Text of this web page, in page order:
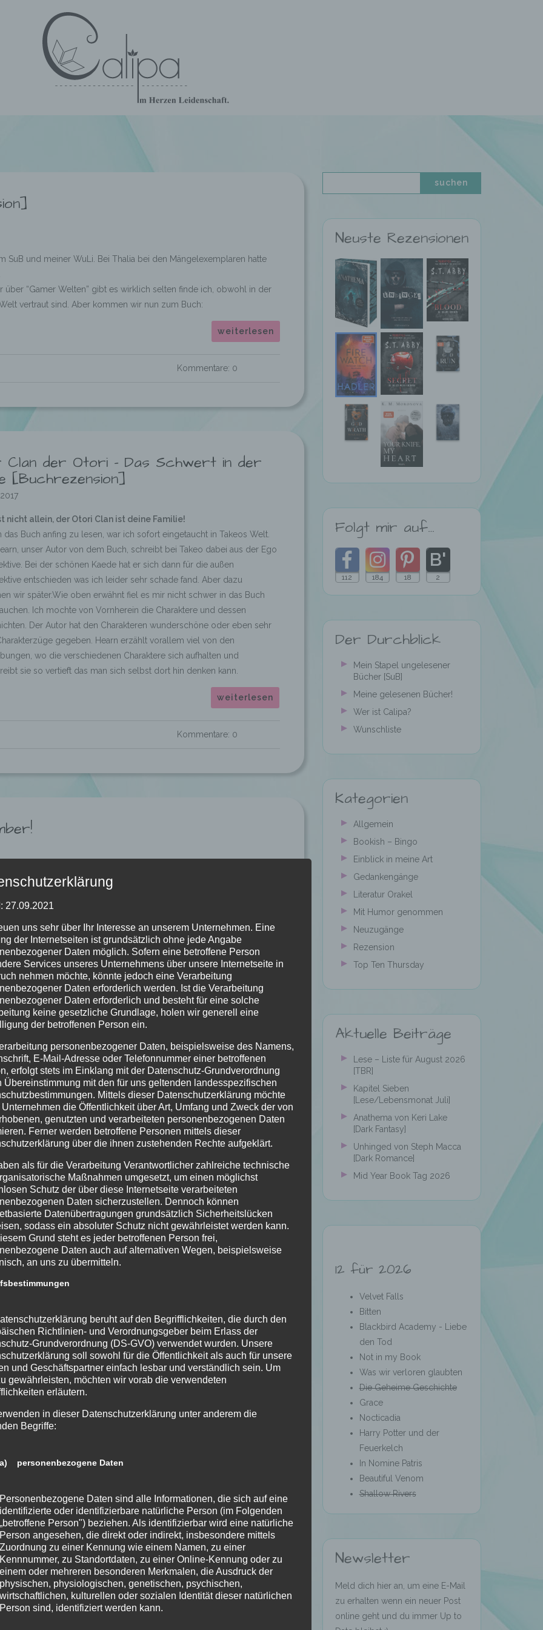
SuB und meiner WuLi. Bei Thalia bei den Mängelexemplaren hatte
über “Gamer Welten” gibt es wirklich selten finde ich, obwohl in der
vertraut sind. Aber kommen wir nun zum Buch:
weiterlesen
Kommentare: 0
Clan der Otori – Das Schwert in der
[Buchrezension]
nicht allein, der Otori Clan ist deine Familie!
das Buch anfing zu lesen, war ich sofort eingetaucht in Takeos Welt.
unser Autor von dem Buch, schreibt bei Takeo dabei aus der Ego
Bei der schönen Kaede hat er sich dann für die außen
entschieden was ich leider sehr schade fand. Aber dazu
wir später.Wie oben erwähnt fiel es mir nicht schwer in das Buch
Ich mochte von Vornherein die Charaktere und dessen
Der Autor hat den Charakteren wunderschöne oder eben sehr
gegeben. Hearn erzählt vorallem viel von den
wo die verschiedenen Charaktere sich aufhalten und
sie so vertieft das man sich selbst dort hin denken kann.
weiterlesen
Kommentare: 0
des Augusts (augustes?) entgegen und schauen mal rüber in den
(positiven) Stress bereit weil die meisten meiner Freunde und
Da ich nebenbei an Geburtstagsideen arbeite, habe ich das
was für schöne Bücher im September erscheinen und welche
weiterlesen
Kommentare: 0
– Schattenschimmer [Buchrezension]
zu Besuch bei Katy und Deamon
zu Anfang muss ich gestehen: Ich hänge ein wenig hinterher. Ich habe
es mir nicht gleich die HC Versionen gekauft zu haben. Es ist eine
(im warsten Sinne des Wortes), romantische, spannende
Bereits im ersten TeilObsidian – Schattendunkelhatte ich
durch wieviele Emotionale Höhen und Tiefen ich mich befand. Das
sich in Band zwei zwar ein wenig, aber die Achterbahn der Emotionen
für einige Runden geöffnet. “Onyx – Schattenschimmer” ist der
Teil der Obsidian Reihe und hält auch hier wieder emotional eine
für uns bereit.
Kommentare: 1
bin und den Großteil unserer Wäsche schon wieder gut
Fotos machen.
weiterlesen
,REZENSION Kommentare: 0
Neuste Rezensionen
Folgt mir auf…
auf
Facebook
112
auf
Instagram
184
auf
Pinterest
18
Blog
2
Der Durchblick
Mein Stapel ungelesener
Bücher [SuB]
Meine gelesenen Bücher!
Wer ist Calipa?
Wunschliste
Kategorien
Allgemein
Bookish – Bingo
Einblick in meine Art
Gedankengänge
Literatur Orakel
Mit Humor genommen
Neuzugänge
Rezension
Top Ten Thursday
Aktuelle Beiträge
Lese – Liste für August 2026
[TBR]
Kapitel Sieben
[Lese/Lebensmonat Juli]
Anathema von Keri Lake
[Dark Fantasy]
Unhinged von Steph Macca
[Dark Romance]
Mid Year Book Tag 2026
12 für 2026
Velvet Falls
Bitten
Blackbird Academy - Liebe
den Tod
Not in my Book
Was wir verloren glaubten
Die Geheime Geschichte
Grace
Nocticadia
Harry Potter und der
Feuerkelch
In Nomine Patris
Beautiful Venom
Shallow Rivers
Newsletter
Meld dich hier an, um eine E-Mail
zu erhalten wenn ein neuer Post
online geht und du immer Up to
27.09.2021
uns sehr über Ihr Interesse an unserem Unternehmen. Eine
der Internetseiten ist grundsätzlich ohne jede Angabe
Daten möglich. Sofern eine betroffene Person
Services unseres Unternehmens über unsere Internetseite in
nehmen möchte, könnte jedoch eine Verarbeitung
Daten erforderlich werden. Ist die Verarbeitung
Daten erforderlich und besteht für eine solche
keine gesetzliche Grundlage, holen wir generell eine
der betroffenen Person ein.
personenbezogener Daten, beispielsweise des Namens,
E-Mail-Adresse oder Telefonnummer einer betroffenen
erfolgt stets im Einklang mit der Datenschutz-Grundverordnung
Übereinstimmung mit den für uns geltenden landesspezifischen
Mittels dieser Datenschutzerklärung möchte
Unternehmen die Öffentlichkeit über Art, Umfang und Zweck der von
genutzten und verarbeiteten personenbezogenen Daten
Ferner werden betroffene Personen mittels dieser
über die ihnen zustehenden Rechte aufgeklärt.
als für die Verarbeitung Verantwortlicher zahlreiche technische
Maßnahmen umgesetzt, um einen möglichst
Schutz der über diese Internetseite verarbeiteten
Daten sicherzustellen. Dennoch können
Datenübertragungen grundsätzlich Sicherheitslücken
sodass ein absoluter Schutz nicht gewährleistet werden kann.
Grund steht es jeder betroffenen Person frei,
Daten auch auf alternativen Wegen, beispielsweise
an uns zu übermitteln.
beruht auf den Begrifflichkeiten, die durch den
Richtlinien- und Verordnungsgeber beim Erlass der
Grundverordnung (DS-GVO) verwendet wurden. Unsere
soll sowohl für die Öffentlichkeit als auch für unsere
und Geschäftspartner einfach lesbar und verständlich sein. Um
gewährleisten, möchten wir vorab die verwendeten
erläutern.
in dieser Datenschutzerklärung unter anderem die
Begriffe:
a) personenbezogene Daten
Personenbezogene Daten sind alle Informationen, die sich auf eine
identifizierte oder identifizierbare natürliche Person (im Folgenden
„betroffene Person") beziehen. Als identifizierbar wird eine natürliche
Person angesehen, die direkt oder indirekt, insbesondere mittels
Zuordnung zu einer Kennung wie einem Namen, zu einer
Kennnummer, zu Standortdaten, zu einer Online-Kennung oder zu
einem oder mehreren besonderen Merkmalen, die Ausdruck der
physischen, physiologischen, genetischen, psychischen,
wirtschaftlichen, kulturellen oder sozialen Identität dieser natürlichen
Person sind, identifiziert werden kann.